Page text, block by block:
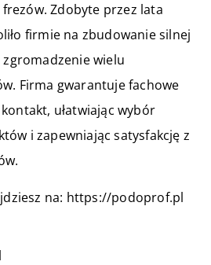
Zdobyte przez lata
firmie na zbudowanie silnej
wielu
Firma gwarantuje fachowe
ułatwiając wybór
i zapewniając satysfakcję z
na: https://podoprof.pl